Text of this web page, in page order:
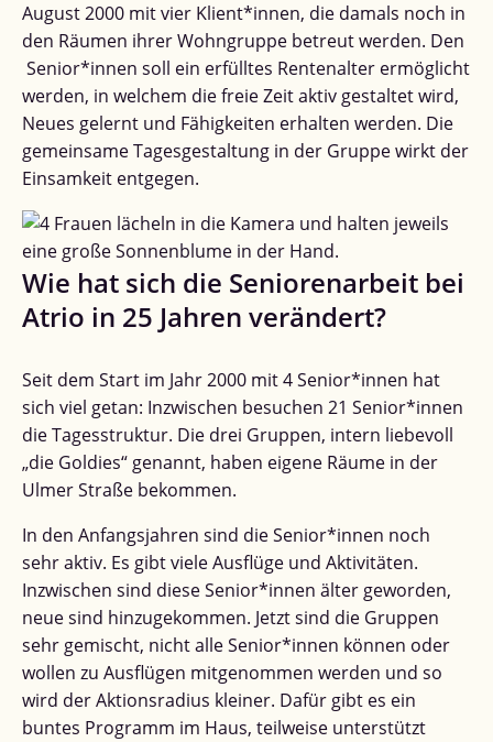
August 2000 mit vier Klient*innen, die damals noch in
den Räumen ihrer Wohngruppe betreut werden. Den
Senior*innen soll ein erfülltes Rentenalter ermöglicht
werden, in welchem die freie Zeit aktiv gestaltet wird,
Neues gelernt und Fähigkeiten erhalten werden. Die
gemeinsame Tagesgestaltung in der Gruppe wirkt der
Einsamkeit entgegen.
Wie hat sich die Seniorenarbeit bei
Atrio in 25 Jahren verändert?
Seit dem Start im Jahr 2000 mit 4 Senior*innen hat
sich viel getan: Inzwischen besuchen 21 Senior*innen
die Tagesstruktur. Die drei Gruppen, intern liebevoll
„die Goldies“ genannt, haben eigene Räume in der
Ulmer Straße bekommen.
In den Anfangsjahren sind die Senior*innen noch
sehr aktiv. Es gibt viele Ausflüge und Aktivitäten.
Inzwischen sind diese Senior*innen älter geworden,
neue sind hinzugekommen. Jetzt sind die Gruppen
sehr gemischt, nicht alle Senior*innen können oder
wollen zu Ausflügen mitgenommen werden und so
wird der Aktionsradius kleiner. Dafür gibt es ein
buntes Programm im Haus, teilweise unterstützt